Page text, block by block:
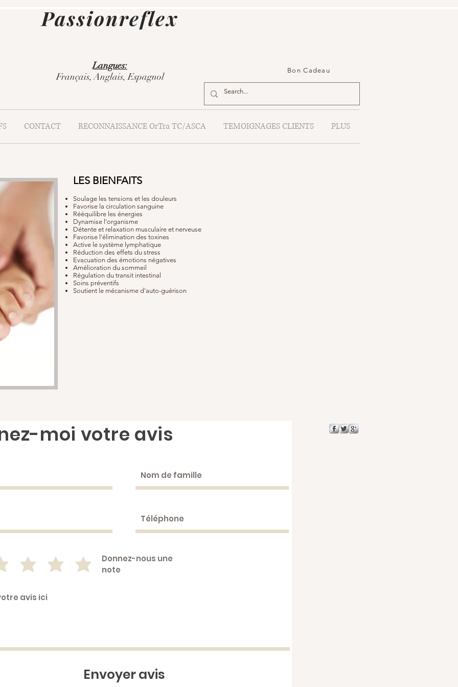
Passionreflex
Langues:
Français, Anglais, Espagnol
Bon Cadeau
CONTACT RECONNAISSANCE OrTra TC/ASCA TEMOIGNAGES CLIENTS PLUS
LES BIENFAITS
Soulage les tensions et les douleurs
Favorise la circulation sanguine
Rééquilibre les énergies
Dynamise l'organisme
Détente et relaxation musculaire et nerveuse
Favorise l'élimination des toxines
Active le système lymphatique
Réduction des effets du stress
Evacuation des émotions négatives
Amélioration du sommeil
Régulation du transit intestinal
Soins préventifs
Soutient le mécanisme d'auto-guérison
moi votre avis
Donnez-nous une
note
Envoyer avis